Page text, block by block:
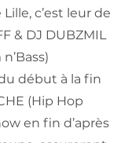
c’est leur de
& DJ DUBZMIL
début à la fin
(Hip Hop
en fin d’après